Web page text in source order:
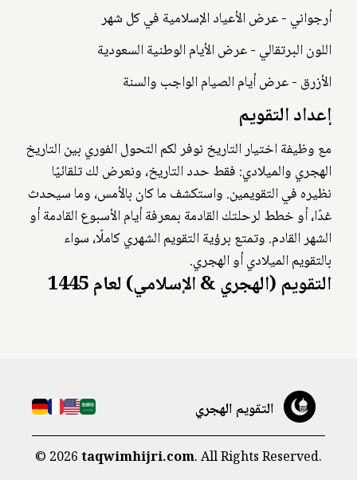
أرجواني - عرض الأعياد الإسلامية في كل شهر
اللون البرتقالي - عرض الأيام الوطنية السعودية
الأزرق - عرض أيام الصيام الواجب والسنة
إعداد التقويم
مع وظيفة اختيار التاريخ نوفر لكم التحول الفوري بين التاريخ
الهجري والميلادي: فقط حدد التاريخ، ونعرض لك تلقائيًا
نظيره في التقويمين. واستكشف ما كان بالأمس، وما سيحدث
غدًا، أو خطط لرحلتك القادمة بمعرفة أيام الأسبوع القادمة أو
الشهر القادم. وتمتع برؤية التقويم الشهري كاملًا، سواء
بالتقويم الميلادي أو الهجري.
التقويم (الهجري & الإسلامي) لعام 1445
التقويم الهجري
© 2026taqwimhijri.com. All Rights Reserved.